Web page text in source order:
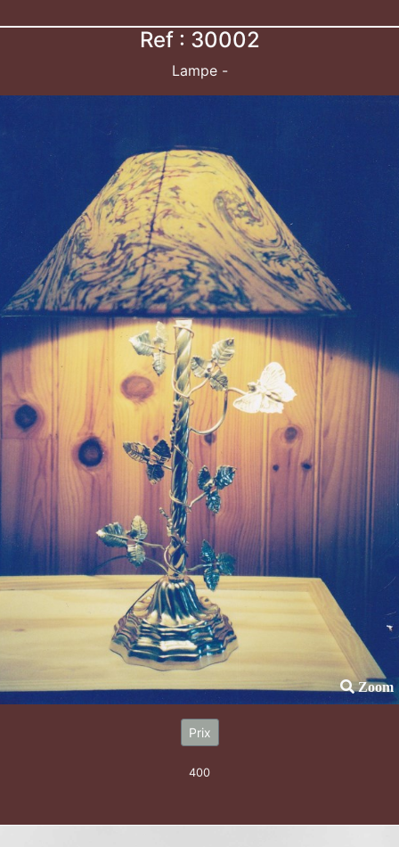
Ref : 30002
Lampe -
Zoom
Prix
400